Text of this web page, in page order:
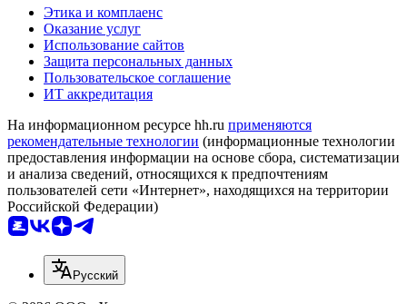
Этика и комплаенс
Оказание услуг
Использование сайтов
Защита персональных данных
Пользовательское соглашение
ИТ аккредитация
На информационном ресурсе hh.ru применяются
рекомендательные технологии (информационные технологии
предоставления информации на основе сбора, систематизации
и анализа сведений, относящихся к предпочтениям
пользователей сети «Интернет», находящихся на территории
Российской Федерации)
Русский